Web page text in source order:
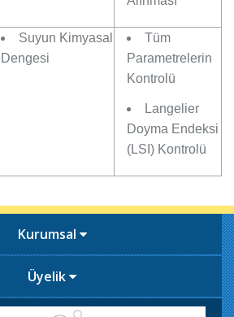
Suyun Kimyasal
Dengesi
Tüm
Parametrelerin
Kontrolü
Langelier
Doyma Endeksi
(LSI) Kontrolü
Kurumsal
Üyelik